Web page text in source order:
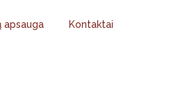
apsauga Kontaktai